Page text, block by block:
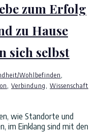
zum Erfolg
zu Hause
sich selbst
Wohlbefinden,
, Verbindung, Wissenschaft
wie Standorte und
im Einklang sind mit den